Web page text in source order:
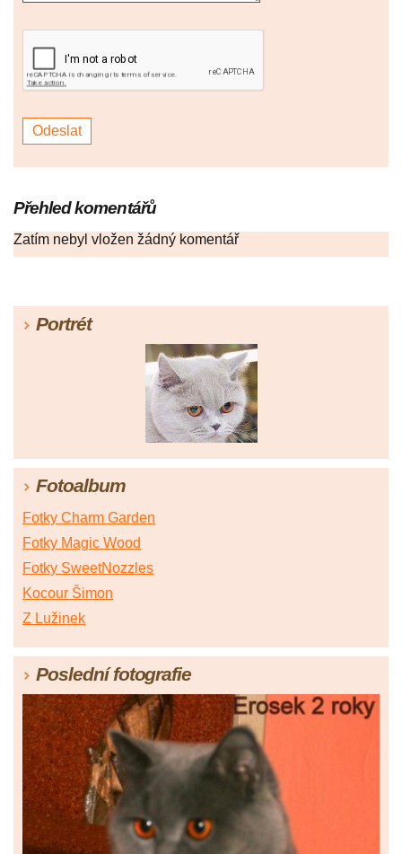
Přehled komentářů
Zatím nebyl vložen žádný komentář
Portrét
Fotoalbum
Fotky Charm Garden
Fotky Magic Wood
Fotky SweetNozzles
Kocour Šimon
Z Lužinek
Poslední fotografie